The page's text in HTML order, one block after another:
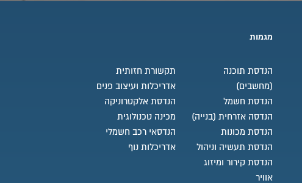
מגמות
הנדסת תוכנה
(מחשבים)
הנדסת חשמל
הנדסה אזרחית (בנייה)
הנדסת מכונות
הנדסת תעשיה וניהול
הנדסת קירור ומיזוג
אוויר
תקשורת חזותית
אדריכלות ועיצוב פנים
הנדסת אלקטרוניקה
מכינה טכנולוגית
הנדסאי רכב חשמלי
אדריכלות נוף